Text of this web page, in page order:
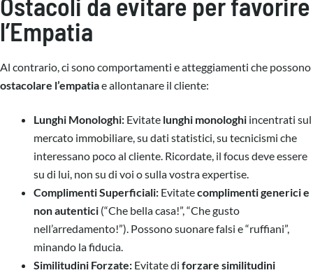
Ostacoli da evitare per favorire
l’Empatia
Al contrario, ci sono comportamenti e atteggiamenti che possono
ostacolare l’empatiae allontanare il cliente:
Lunghi Monologhi: Evitate lunghi monologhi incentrati sul
mercato immobiliare, su dati statistici, su tecnicismi che
interessano poco al cliente. Ricordate, il focus deve essere
su di lui, non su di voi o sulla vostra expertise.
Complimenti Superficiali: Evitatecomplimenti generici e
non autentici (“Che bella casa!”, “Che gusto
nell’arredamento!”). Possono suonare falsi e “ruffiani”,
minando la fiducia.
Similitudini Forzate: Evitate diforzare similitudini